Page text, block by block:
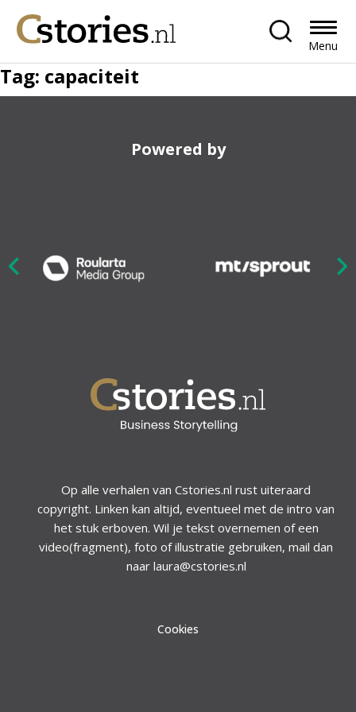
Menu
Tag: capaciteit
Powered by
Op alle verhalen van Cstories.nl rust uiteraard
copyright. Linken kan altijd, eventueel met de intro van
het stuk erboven. Wil je tekst overnemen of een
video(fragment), foto of illustratie gebruiken, mail dan
naar laura@cstories.nl
Cookies